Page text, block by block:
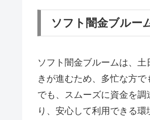
ソフト闇金ブルー
ソフト闇金ブルームは、
きが進むため、多忙な方
でも、スムーズに資金を
り、安心して利用できる